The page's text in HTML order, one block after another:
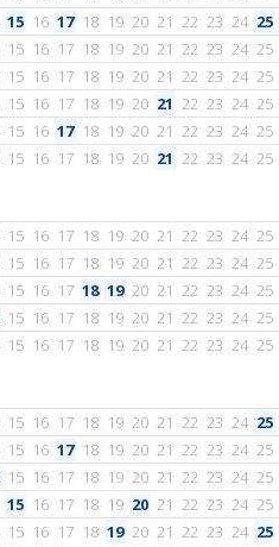
15 16 17 18 19 20 21 22 23 24 25
15 16 17 18 19 20 21 22 23 24 25
15 16 17 18 19 20 21 22 23 24 25
15 16 17 18 19 20 21 22 23 24 25
15 16 17 18 19 20 21 22 23 24 25
15 16 17 18 19 20 21 22 23 24 25
15 16 17 18 19 20 21 22 23 24 25
15 16 17 18 19 20 21 22 23 24 25
15 16 17 18 19 20 21 22 23 24 25
15 16 17 18 19 20 21 22 23 24 25
15 16 17 18 19 20 21 22 23 24 25
15 16 17 18 19 20 21 22 23 24 25
15 16 17 18 19 20 21 22 23 24 25
15 16 17 18 19 20 21 22 23 24 25
15 16 17 18 19 20 21 22 23 24 25
15 16 17 18 19 20 21 22 23 24 25